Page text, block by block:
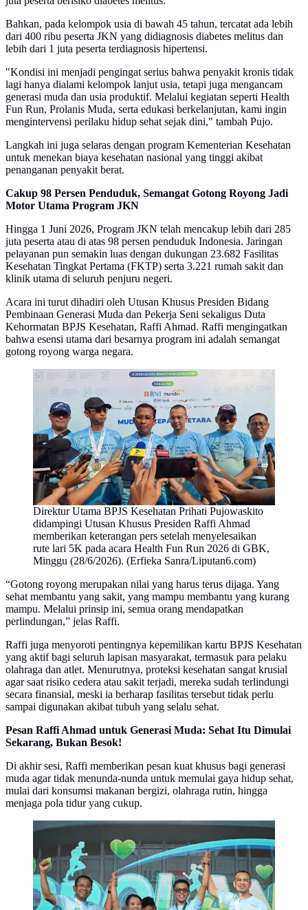
Bahkan, pada kelompok usia di bawah 45 tahun, tercatat ada lebih
dari 400 ribu peserta JKN yang didiagnosis diabetes melitus dan
lebih dari 1 juta peserta terdiagnosis hipertensi.
"Kondisi ini menjadi pengingat serius bahwa penyakit kronis tidak
lagi hanya dialami kelompok lanjut usia, tetapi juga mengancam
generasi muda dan usia produktif. Melalui kegiatan seperti Health
Fun Run, Prolanis Muda, serta edukasi berkelanjutan, kami ingin
mengintervensi perilaku hidup sehat sejak dini," tambah Pujo.
Langkah ini juga selaras dengan program Kementerian Kesehatan
untuk menekan biaya kesehatan nasional yang tinggi akibat
penanganan penyakit berat.
Cakup 98 Persen Penduduk, Semangat Gotong Royong Jadi
Motor Utama Program JKN
Hingga 1 Juni 2026, Program JKN telah mencakup lebih dari 285
juta peserta atau di atas 98 persen penduduk Indonesia. Jaringan
pelayanan pun semakin luas dengan dukungan 23.682 Fasilitas
Kesehatan Tingkat Pertama (FKTP) serta 3.221 rumah sakit dan
klinik utama di seluruh penjuru negeri.
Acara ini turut dihadiri oleh Utusan Khusus Presiden Bidang
Pembinaan Generasi Muda dan Pekerja Seni sekaligus Duta
Kehormatan BPJS Kesehatan, Raffi Ahmad. Raffi mengingatkan
bahwa esensi utama dari besarnya program ini adalah semangat
gotong royong warga negara.
Direktur Utama BPJS Kesehatan Prihati Pujowaskito
didampingi Utusan Khusus Presiden Raffi Ahmad
memberikan keterangan pers setelah menyelesaikan
rute lari 5K pada acara Health Fun Run 2026 di GBK,
Minggu (28/6/2026). (Erfieka Sanra/Liputan6.com)
“Gotong royong merupakan nilai yang harus terus dijaga. Yang
sehat membantu yang sakit, yang mampu membantu yang kurang
mampu. Melalui prinsip ini, semua orang mendapatkan
perlindungan,” jelas Raffi.
Raffi juga menyoroti pentingnya kepemilikan kartu BPJS Kesehatan
yang aktif bagi seluruh lapisan masyarakat, termasuk para pelaku
olahraga dan atlet. Menurutnya, proteksi kesehatan sangat krusial
agar saat risiko cedera atau sakit terjadi, mereka sudah terlindungi
secara finansial, meski ia berharap fasilitas tersebut tidak perlu
sampai digunakan akibat tubuh yang selalu sehat.
Pesan Raffi Ahmad untuk Generasi Muda: Sehat Itu Dimulai
Sekarang, Bukan Besok!
Di akhir sesi, Raffi memberikan pesan kuat khusus bagi generasi
muda agar tidak menunda-nunda untuk memulai gaya hidup sehat,
mulai dari konsumsi makanan bergizi, olahraga rutin, hingga
menjaga pola tidur yang cukup.